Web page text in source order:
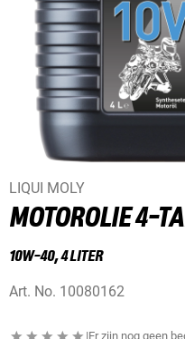
LIQUI MOLY
MOTOROLIE 4-
10W-40, 4 LITER
Art. No. 10080162
Er zijn nog geen